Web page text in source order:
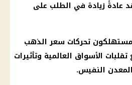
عادةً زيادة في الطلب على
تحركات سعر الذهب
الأسواق العالمية وتأثيرات
النفيس.